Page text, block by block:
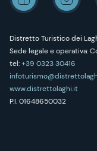
Distretto Turistico dei
Sede legale e operativa:
tel:+39 0323 30416
www.distrettolaghi.it
P.I. 01648650032